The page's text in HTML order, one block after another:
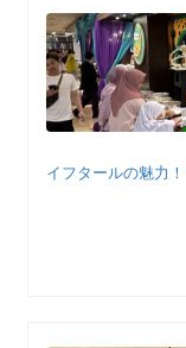
イフタールの魅力